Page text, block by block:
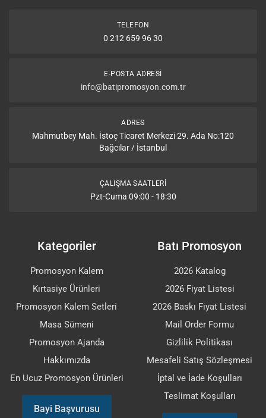
TELEFON
0 212 659 96 30
E-POSTA ADRESI
info@batipromosyon.com.tr
ADRES
Mahmutbey Mah. İstoç Ticaret Merkezi 29. Ada No:120
Bağcılar / İstanbul
ÇALIŞMA SAATLERI
Pzt-Cuma 09:00 - 18:30
Kategoriler
Promosyon Kalem
Kırtasiye Ürünleri
Promosyon Kalem Setleri
Masa Sümeni
Promosyon Ajanda
Hakkımızda
En Ucuz Promosyon Ürünleri
Bayi Başvurusu
Batı Promosyon
2026 Katalog
2026 Fiyat Listesi
2026 Baskı Fiyat Listesi
Mail Order Formu
Gizlilik Politikası
Mesafeli Satış Sözleşmesi
İptal ve İade Koşulları
Teslimat Koşulları